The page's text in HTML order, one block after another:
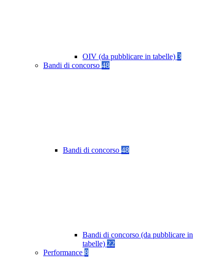
OIV (da pubblicare in tabelle) 3
Bandi di concorso 48
Bandi di concorso 48
Bandi di concorso (da pubblicare in
tabelle) 22
Performance 8